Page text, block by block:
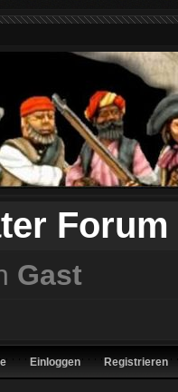
Forum
Gast
Einloggen Registrieren